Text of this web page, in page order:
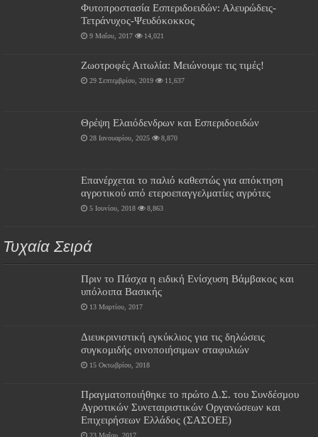
Φυτοπροστασία Εσπεριδοειδών: Αλευρώδεις-
Τετράνυχος-Ψευδόκοκκος
9 Μαΐου, 2017 14,021
Ζωοτροφές Αιτωλία: Μειώνουμε τις τιμές!
29 Σεπτεμβρίου, 2019 11,637
Θρέψη Ελαιόδενδρων και Εσπεριδοειδών
28 Ιανουαρίου, 2025 8,870
Επανέρχεται το παλιό καθεστώς για απόκτηση
αγροτικού από ετεροεπαγγελματίες αγρότες
5 Ιουνίου, 2018 8,863
Τυχαία Σειρά
Πριν το Πάσχα η ειδική Ενίσχυση Βάμβακος και
υπόλοιπα Βασικής
13 Μαρτίου, 2017
Διευκρινιστική εγκύκλιος για τις δηλώσεις
συγκομιδής οινοποιήσιμων σταφυλιών
15 Οκτωβρίου, 2018
Πραγματοποιήθηκε το πρώτο Δ.Σ. του Συνδέσμου
Αγροτικών Συνεταιριστικών Οργανώσεων και
Επιχειρήσεων Ελλάδος (ΣΑΣΟΕΕ)
23 Μαΐου, 2017